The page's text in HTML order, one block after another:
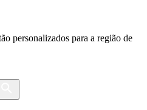
personalizados para a região de